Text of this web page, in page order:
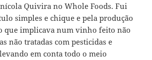
Quivira no Whole Foods. Fui
simples e chique e pela produção
que implicava num vinho feito não
não tratadas com pesticidas e
em conta todo o meio